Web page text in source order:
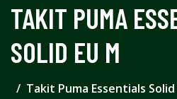
TAKIT PUMA
SOLID EU M
Takit Puma Essentials Solid